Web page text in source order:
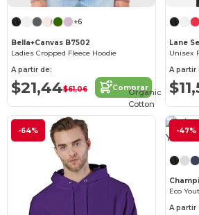
+6
Bella+Canvas B7502
Ladies Cropped Fleece Hoodie
A partir de:
$21,44$61,06 Comprar
Lane
A partir
-64% -47%
Organic
Cotton
Eco
A partir